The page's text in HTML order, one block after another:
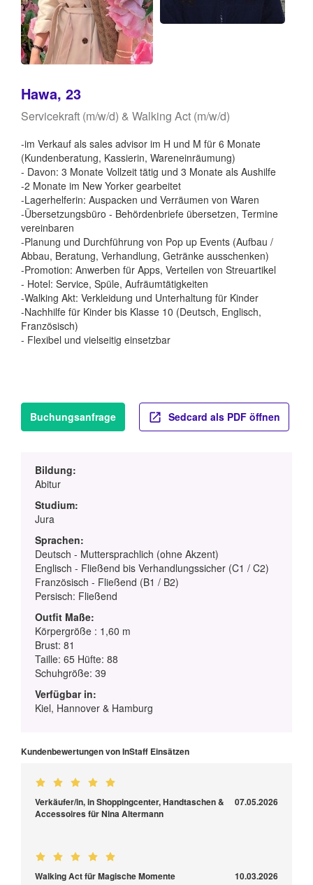
Hawa, 23
Servicekraft (m/w/d) & Walking Act (m/w/d)
-im Verkauf als sales advisor im H und M für 6 Monate
(Kundenberatung, Kassierin, Wareneinräumung)
- Davon: 3 Monate Vollzeit tätig und 3 Monate als Aushilfe
-2 Monate im New Yorker gearbeitet
-Lagerhelferin: Auspacken und Verräumen von Waren
-Übersetzungsbüro - Behördenbriefe übersetzen, Termine
vereinbaren
-Planung und Durchführung von Pop up Events (Aufbau /
Abbau, Beratung, Verhandlung, Getränke ausschenken)
-Promotion: Anwerben für Apps, Verteilen von Streuartikel
- Hotel: Service, Spüle, Aufräumtätigkeiten
-Walking Akt: Verkleidung und Unterhaltung für Kinder
-Nachhilfe für Kinder bis Klasse 10 (Deutsch, Englisch,
Französisch)
- Flexibel und vielseitig einsetzbar
Buchungsanfrage Sedcard als PDF öffnen
Bildung:
Abitur
Studium:
Jura
Sprachen:
Deutsch - Muttersprachlich (ohne Akzent)
Englisch - Fließend bis Verhandlungssicher (C1 / C2)
Französisch - Fließend (B1 / B2)
Persisch: Fließend
Outfit Maße:
Körpergröße : 1,60 m
Brust: 81
Taille: 65 Hüfte: 88
Schuhgröße: 39
Verfügbar in:
Kiel, Hannover & Hamburg
Kundenbewertungen von InStaff Einsätzen
Verkäufer/in, in Shoppingcenter, Handtaschen &
Accessoires für Nina Altermann
07.05.2026
Walking Act für Magische Momente 10.03.2026